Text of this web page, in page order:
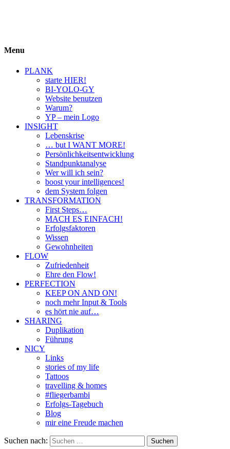
Menu
PLANK
starte HIER!
BI-YOLO-GY
Website benutzen
Warum?
YP – mein Logo
INSIGHT
Lebenskrise
… but I WANT MORE!
Persönlichkeitsentwicklung
Standpunktanalyse
Wer will ich sein?
boost your intelligences!
dem System folgen
TRANSFORMATION
First Steps…
MACH ES EINFACH!
Erfolgsfaktoren
Wissen
Gewohnheiten
FLOW
Zufriedenheit
Ehre den Flow!
PERFECTION
KEEP ON AND ON!
noch mehr Input & Tools
es hört nie auf…
SHARING
Duplikation
Führung
NICY
Links
stories of my life
Tattoos
travelling & homes
#fliegerbambi
Erfolgs-Tagebuch
Blog
mir eine Freude machen
Suchen nach: